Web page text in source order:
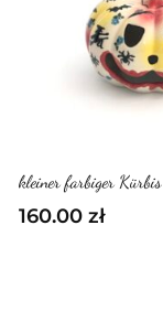
kleiner farbiger Kürbis
160.00zł